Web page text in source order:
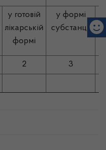
у готовій
лікарській
формі
у формі
субстанції
2 3